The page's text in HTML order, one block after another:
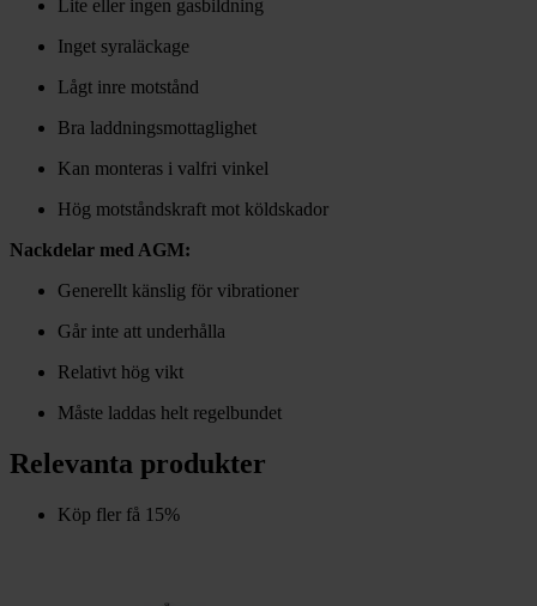
Lite eller ingen gasbildning
Inget syraläckage
Lågt inre motstånd
Bra laddningsmottaglighet
Kan monteras i valfri vinkel
Hög motståndskraft mot köldskador
Nackdelar med AGM:
Generellt känslig för vibrationer
Går inte att underhålla
Relativt hög vikt
Måste laddas helt regelbundet
Relevanta produkter
Köp fler få 15%